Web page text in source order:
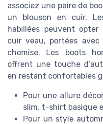
associez une paire de
un blouson en cuir.
habillées peuvent
cuir veau, portées
chemise. Les boots
offrent une touche
en restant confortables
Pour une allure
slim, t-shirt basique
Pour un style